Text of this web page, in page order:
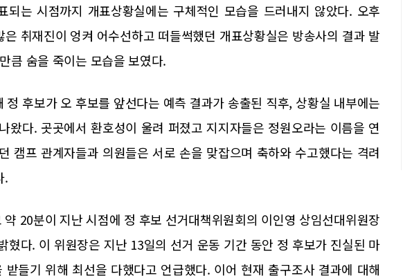
되는 시점까지 개표상황실에는 구체적인 모습을 드러내지 않았다. 오후
취재진이 엉켜 어수선하고 떠들썩했던 개표상황실은 방송사의 결과 발
큼 숨을 죽이는 모습을 보였다.
정 후보가 오 후보를 앞선다는 예측 결과가 송출된 직후, 상황실 내부에는
왔다. 곳곳에서 환호성이 울려 퍼졌고 지지자들은 정원오라는 이름을 연
캠프 관계자들과 의원들은 서로 손을 맞잡으며 축하와 수고했다는 격려
.
20분이 지난 시점에 정 후보 선거대책위원회의 이인영 상임선대위원장
혔다. 이 위원장은 지난 13일의 선거 운동 기간 동안 정 후보가 진실된 마
받들기 위해 최선을 다했다고 언급했다. 이어 현재 출구조사 결과에 대해